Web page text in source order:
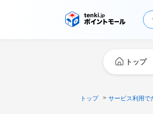
トップ
トップ サービス利用で